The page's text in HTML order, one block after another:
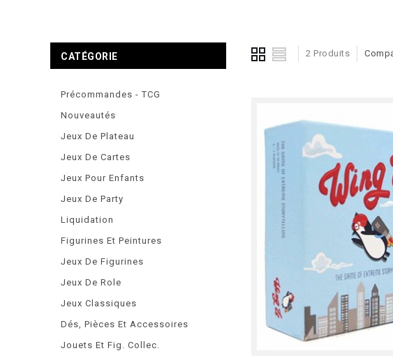
2 Produits
CATÉGORIE
Précommandes - TCG
Nouveautés
Jeux De Plateau
Jeux De Cartes
Jeux Pour Enfants
Jeux De Party
Liquidation
Figurines Et Peintures
Jeux De Figurines
Jeux De Role
Jeux Classiques
Dés, Pièces Et Accessoires
Jouets Et Fig. Collec.